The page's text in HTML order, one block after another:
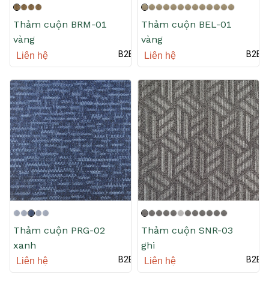
Thảm cuộn BRM-01
vàng
Liên hệ B2B
Thảm cuộn BEL-01
vàng
Liên hệ B2B
Thảm cuộn PRG-02
xanh
Liên hệ B2B
Thảm cuộn SNR-03
ghi
Liên hệ B2B